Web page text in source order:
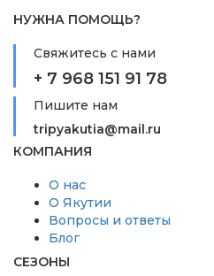
НУЖНА ПОМОЩЬ?
Свяжитесь с нами
+ 7 968 151 91 78
Пишите нам
tripyakutia@mail.ru
КОМПАНИЯ
О нас
О Якутии
Вопросы и ответы
Блог
СЕЗОНЫ